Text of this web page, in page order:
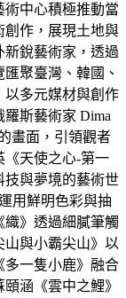
術中心積極推動當
創作，展現土地與
新銳藝術家，透過
聚臺灣、韓國、
以多元媒材與創作
斯藝術家 Dima
畫面，引領觀者
《天使之心-第一
技與夢境的藝術世
用鮮明色彩與抽
織》透過細膩筆觸
與小霸尖山》以
多一隻小鹿》融合
涵《雲中之鯉》